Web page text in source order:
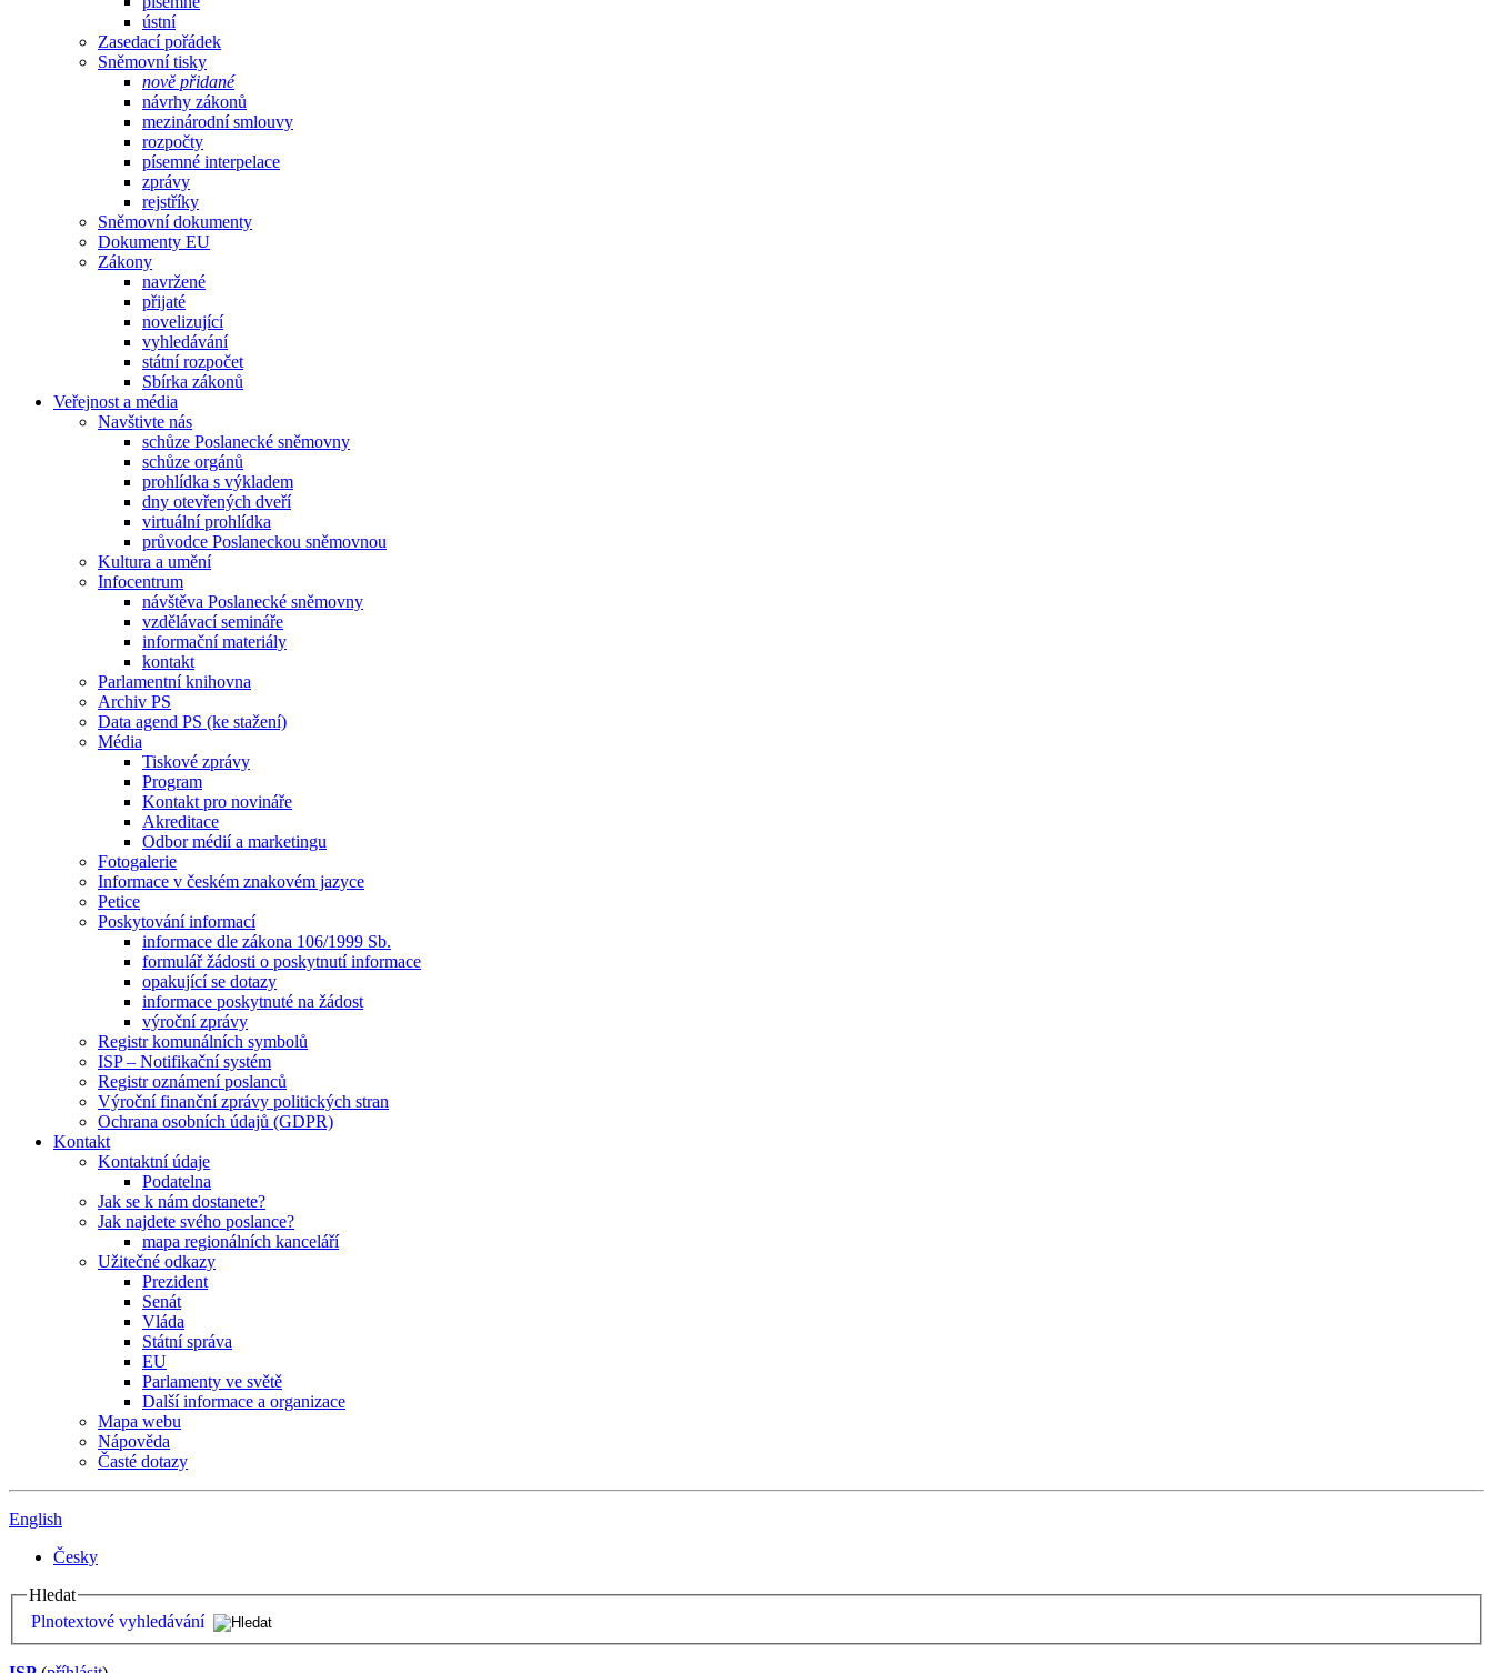
ústní
Zasedací pořádek
Sněmovní tisky
nově přidané
návrhy zákonů
mezinárodní smlouvy
rozpočty
písemné interpelace
zprávy
rejstříky
Sněmovní dokumenty
Dokumenty EU
Zákony
navržené
přijaté
novelizující
vyhledávání
státní rozpočet
Sbírka zákonů
Veřejnost a média
Navštivte nás
schůze Poslanecké sněmovny
schůze orgánů
prohlídka s výkladem
dny otevřených dveří
virtuální prohlídka
průvodce Poslaneckou sněmovnou
Kultura a umění
Infocentrum
návštěva Poslanecké sněmovny
vzdělávací semináře
informační materiály
kontakt
Parlamentní knihovna
Archiv PS
Data agend PS (ke stažení)
Média
Tiskové zprávy
Program
Kontakt pro novináře
Akreditace
Odbor médií a marketingu
Fotogalerie
Informace v českém znakovém jazyce
Petice
Poskytování informací
informace dle zákona 106/1999 Sb.
formulář žádosti o poskytnutí informace
opakující se dotazy
informace poskytnuté na žádost
výroční zprávy
Registr komunálních symbolů
ISP – Notifikační systém
Registr oznámení poslanců
Výroční finanční zprávy politických stran
Ochrana osobních údajů (GDPR)
Kontakt
Kontaktní údaje
Podatelna
Jak se k nám dostanete?
Jak najdete svého poslance?
mapa regionálních kanceláří
Užitečné odkazy
Prezident
Senát
Vláda
Státní správa
EU
Parlamenty ve světě
Další informace a organizace
Mapa webu
Nápověda
Časté dotazy
English
Česky
Hledat
Plnotextové vyhledávání